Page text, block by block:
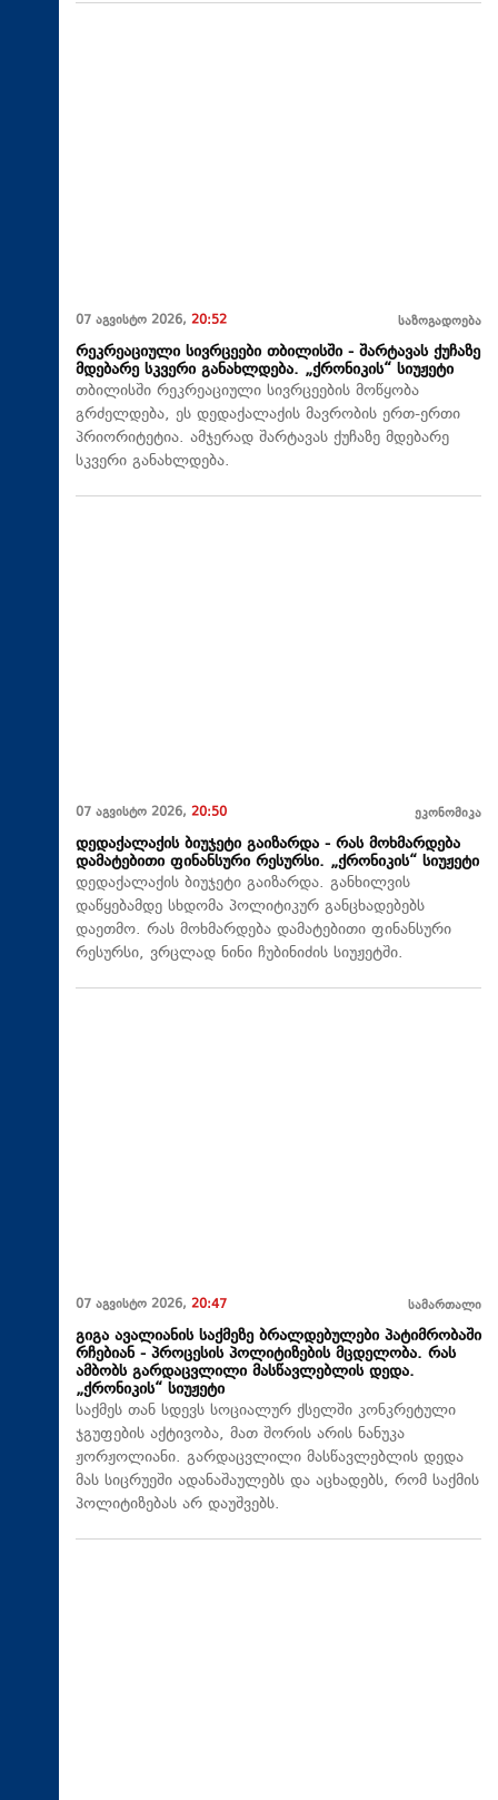
07 აგვისტო 2026, 20:52 საზოგადოება
რეკრეაციული სივრცეები თბილისში - შარტავას ქუჩაზე
მდებარე სკვერი განახლდება. „ქრონიკის“ სიუჟეტი
თბილისში რეკრეაციული სივრცეების მოწყობა
გრძელდება, ეს დედაქალაქის მავრობის ერთ-ერთი
პრიორიტეტია. ამჯერად შარტავას ქუჩაზე მდებარე
სკვერი განახლდება.
07 აგვისტო 2026, 20:50 ეკონომიკა
დედაქალაქის ბიუჯეტი გაიზარდა - რას მოხმარდება
დამატებითი ფინანსური რესურსი. „ქრონიკის“ სიუჟეტი
დედაქალაქის ბიუჯეტი გაიზარდა. განხილვის
დაწყებამდე სხდომა პოლიტიკურ განცხადებებს
დაეთმო. რას მოხმარდება დამატებითი ფინანსური
რესურსი, ვრცლად ნინი ჩუბინიძის სიუჟეტში.
07 აგვისტო 2026, 20:47 სამართალი
გიგა ავალიანის საქმეზე ბრალდებულები პატიმრობაში
რჩებიან - პროცესის პოლიტიზების მცდელობა. რას
ამბობს გარდაცვლილი მასწავლებლის დედა.
„ქრონიკის“ სიუჟეტი
საქმეს თან სდევს სოციალურ ქსელში კონკრეტული
ჯგუფების აქტივობა, მათ შორის არის ნანუკა
ჟორჟოლიანი. გარდაცვლილი მასწავლებლის დედა
მას სიცრუეში ადანაშაულებს და აცხადებს, რომ საქმის
პოლიტიზებას არ დაუშვებს.